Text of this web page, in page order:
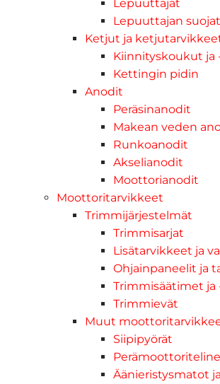
Lepuuttajat
Lepuuttajan suojat
Ketjut ja
Kiinnityskoukut ja
Kettingin pidin
Anodit
Peräsinanodit
Makean veden
Runkoanodit
Akselianodit
Moottorianodit
Moottoritarvikkeet
Trimmijärjestelmät
Trimmisarjat
Lisätarvikkeet ja
Ohjainpaneelit ja
Trimmisäätimet ja
Trimmievät
Muut
Siipipyörät
Äänieristysmatot